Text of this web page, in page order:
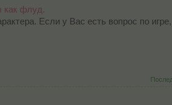
как флуд.
Если у Вас есть вопрос по